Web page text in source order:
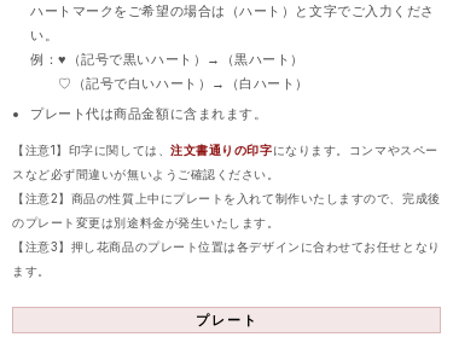
ハートマークをご希望の場合は（ハート）と文字でご入力くださ
い。
例：♥（記号で黒いハート）→（黒ハート）
♡（記号で白いハート）→（白ハート）
プレート代は商品金額に含まれます。
【注意1】印字に関しては、注文書通りの印字になります。コンマやスペー
スなど必ず間違いが無いようご確認ください。
【注意2】商品の性質上中にプレートを入れて制作いたしますので、完成後
のプレート変更は別途料金が発生いたします。
【注意3】押し花商品のプレート位置は各デザインに合わせてお任せとなり
ます。
プレート